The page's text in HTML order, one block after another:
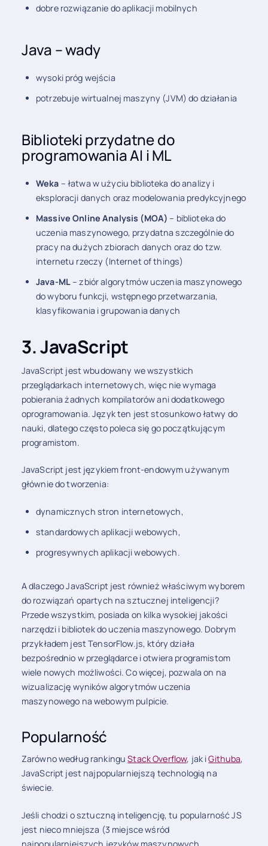
dobre rozwiązanie do aplikacji mobilnych
Java – wady
wysoki próg wejścia
potrzebuje wirtualnej maszyny (JVM) do działania
Biblioteki przydatne do
programowania AI i ML
Weka – łatwa w użyciu biblioteka do analizy i
eksploracji danych oraz modelowania predykcyjnego
Massive Online Analysis (MOA) – biblioteka do
uczenia maszynowego, przydatna szczególnie do
pracy na dużych zbiorach danych oraz do tzw.
internetu rzeczy (Internet of things)
Java-ML– zbiór algorytmów uczenia maszynowego
do wyboru funkcji, wstępnego przetwarzania,
klasyfikowania i grupowania danych
3. JavaScript
JavaScript jest wbudowany we wszystkich
przeglądarkach internetowych, więc nie wymaga
pobierania żadnych kompilatorów ani dodatkowego
oprogramowania. Język ten jest stosunkowo łatwy do
nauki, dlatego często poleca się go początkującym
programistom.
JavaScript jest językiem front-endowym używanym
głównie do tworzenia:
dynamicznych stron internetowych,
standardowych aplikacji webowych,
progresywnych aplikacji webowych.
A dlaczego JavaScript jest również właściwym wyborem
do rozwiązań opartych na sztucznej inteligencji?
Przede wszystkim, posiada on kilka wysokiej jakości
narzędzi i bibliotek do uczenia maszynowego. Dobrym
przykładem jest TensorFlow.js, który działa
bezpośrednio w przeglądarce i otwiera programistom
wiele nowych możliwości. Co więcej, pozwala on na
wizualizację wyników algorytmów uczenia
maszynowego na webowym pulpicie.
Popularność
Zarówno według rankinguStack Overflow, jak iGithuba,
JavaScript jest najpopularniejszą technologią na
świecie.
Jeśli chodzi o sztuczną inteligencję, tu popularność JS
jest nieco mniejsza (3 miejsce wśród